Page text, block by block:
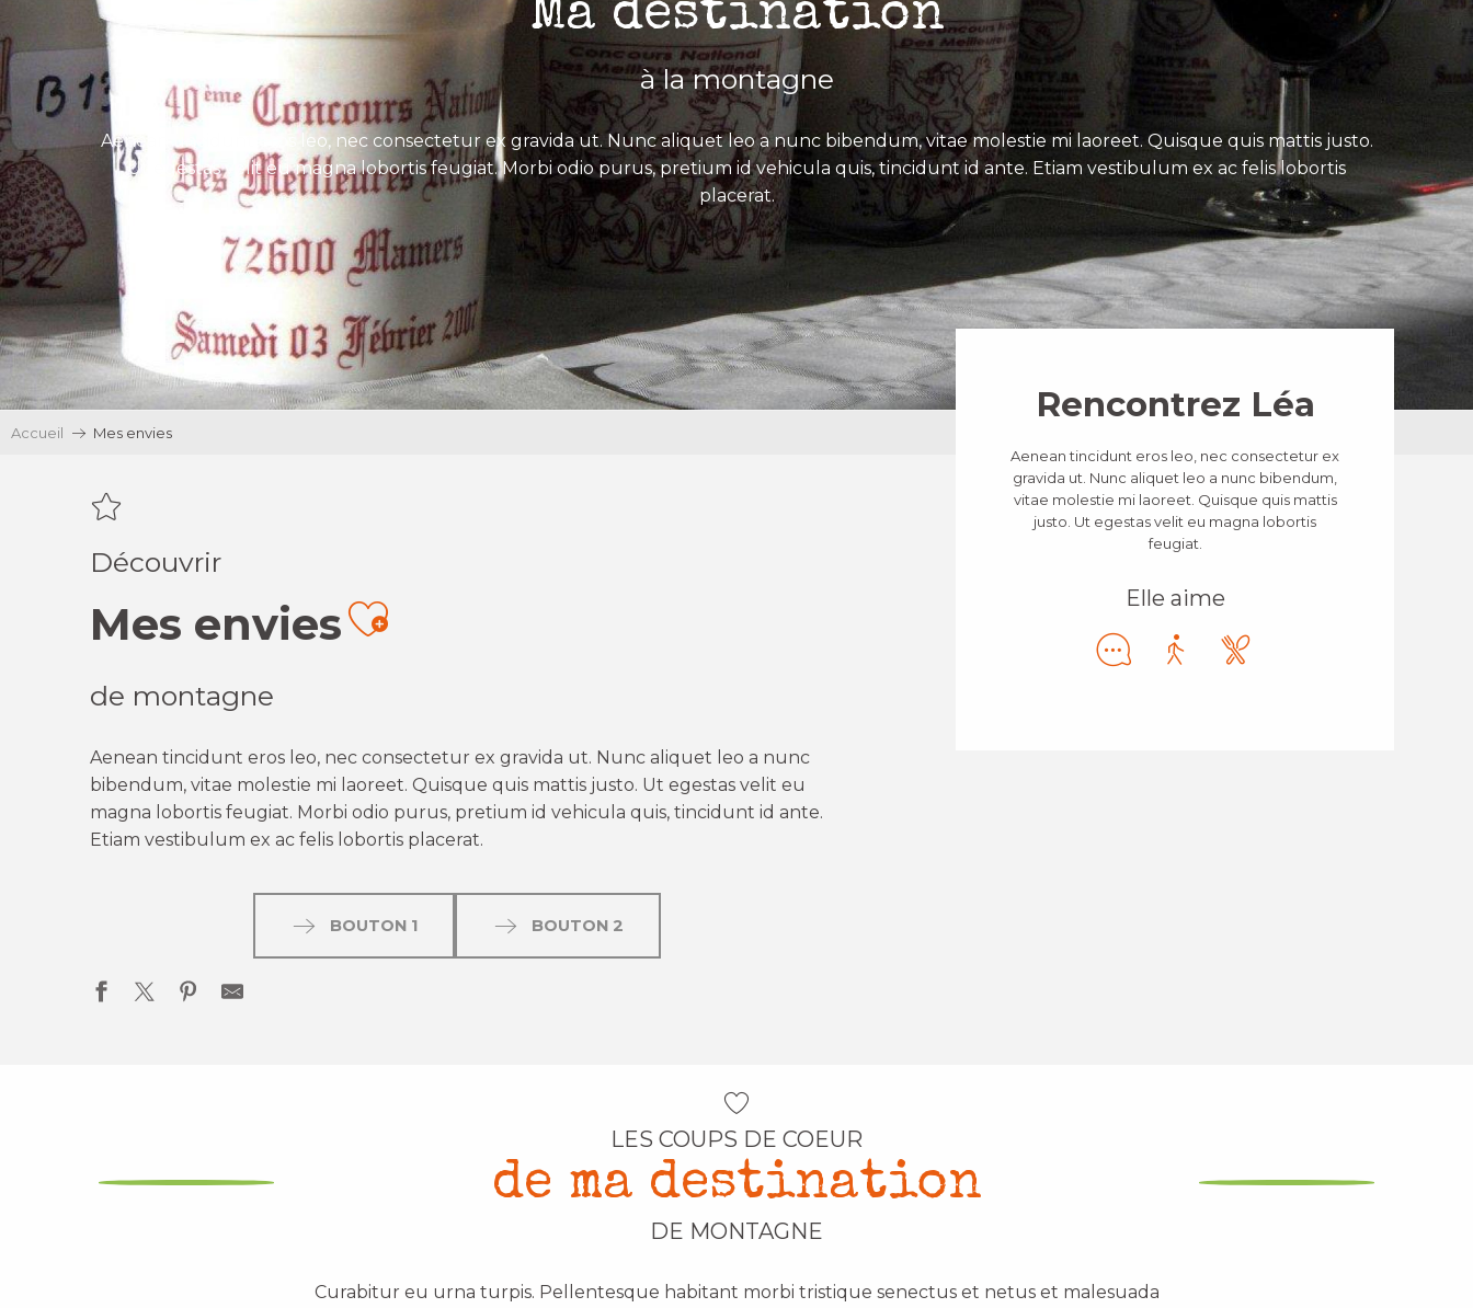
Ma destination
à la montagne
Aenean tincidunt eros leo, nec consectetur ex gravida ut. Nunc aliquet leo a nunc bibendum, vitae molestie mi laoreet. Quisque quis mattis justo.
Ut egestas velit eu magna lobortis feugiat. Morbi odio purus, pretium id vehicula quis, tincidunt id ante. Etiam vestibulum ex ac felis lobortis
placerat.
Accueil Mes envies
Découvrir
Mes enviesAjouter aux favoris
de montagne
Aenean tincidunt eros leo, nec consectetur ex gravida ut. Nunc aliquet leo a nunc
bibendum, vitae molestie mi laoreet. Quisque quis mattis justo. Ut egestas velit eu
magna lobortis feugiat. Morbi odio purus, pretium id vehicula quis, tincidunt id ante.
Etiam vestibulum ex ac felis lobortis placerat.
BOUTON 1 BOUTON 2
Rencontrez Léa
Aenean tincidunt eros leo, nec consectetur ex
gravida ut. Nunc aliquet leo a nunc bibendum,
vitae molestie mi laoreet. Quisque quis mattis
justo. Ut egestas velit eu magna lobortis
feugiat.
Elle aime
LES COUPS DE COEUR
de ma destination
DE MONTAGNE
Curabitur eu urna turpis. Pellentesque habitant morbi tristique senectus et netus et malesuada